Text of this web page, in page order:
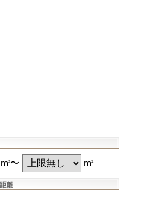
m2〜 m2